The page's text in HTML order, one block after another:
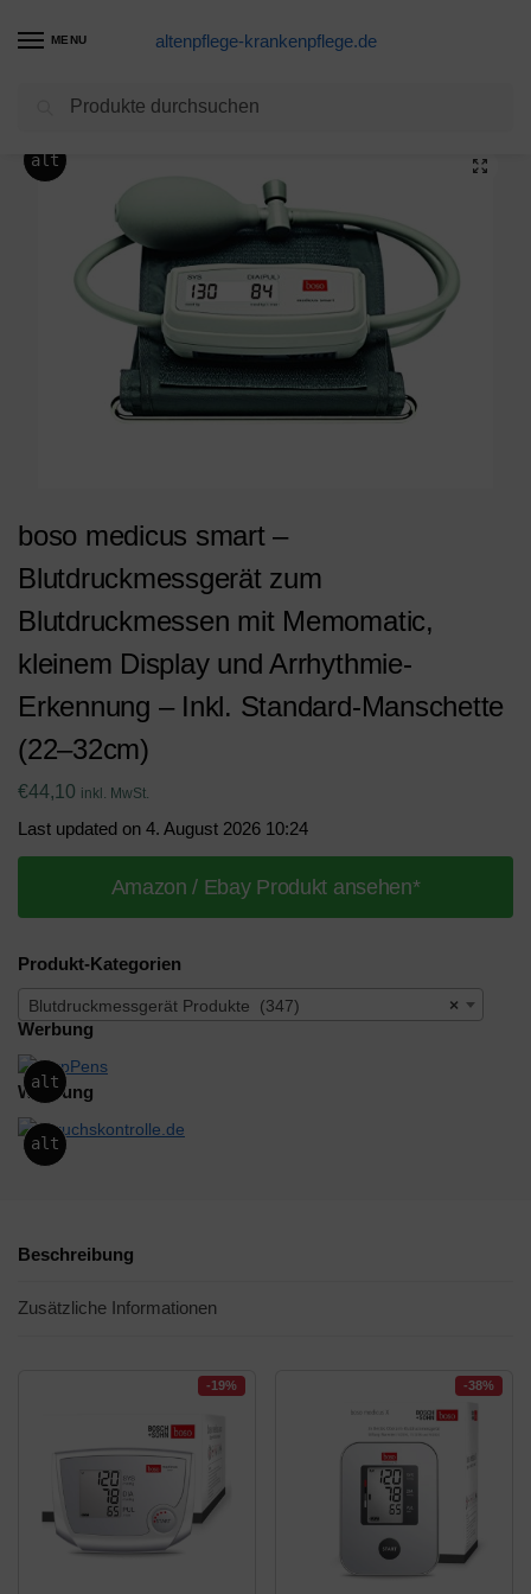
MENU altenpflege-krankenpflege.de
Blutdruckmessgerät Produkte
alt
boso medicus smart –
Blutdruckmessgerät zum
Blutdruckmessen mit Memomatic,
kleinem Display und Arrhythmie-
Erkennung – Inkl. Standard-Manschette
(22–32cm)
€44,10 inkl. MwSt.
Last updated on 4. August 2026 10:24
Amazon / Ebay Produkt ansehen*
Produkt-Kategorien
×
Blutdruckmessgerät Produkte (347)
Werbung
alt
Werbung
alt
Beschreibung
Zusätzliche Informationen
-19% -38%